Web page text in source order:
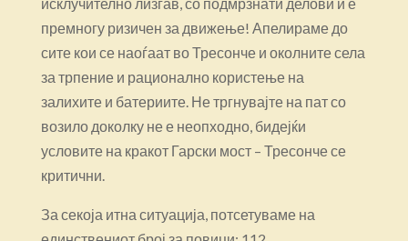
премногу ризичен за движење! Апелираме до
сите кои се наоѓаат во Тресонче и околните села
за трпение и рационално користење на
залихите и батериите. Не тргнувајте на пат со
возило доколку не е неопходно, бидејќи
условите на кракот Гарски мост – Тресонче се
критични.
За секоја итна ситуација, потсетуваме на